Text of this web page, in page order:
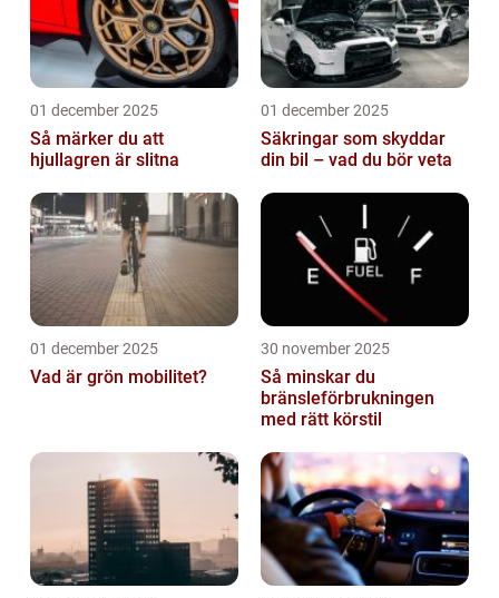
01 december 2025
Så märker du att
hjullagren är slitna
01 december 2025
Säkringar som skyddar
din bil – vad du bör veta
01 december 2025
Vad är grön mobilitet?
30 november 2025
Så minskar du
bränsleförbrukningen
med rätt körstil